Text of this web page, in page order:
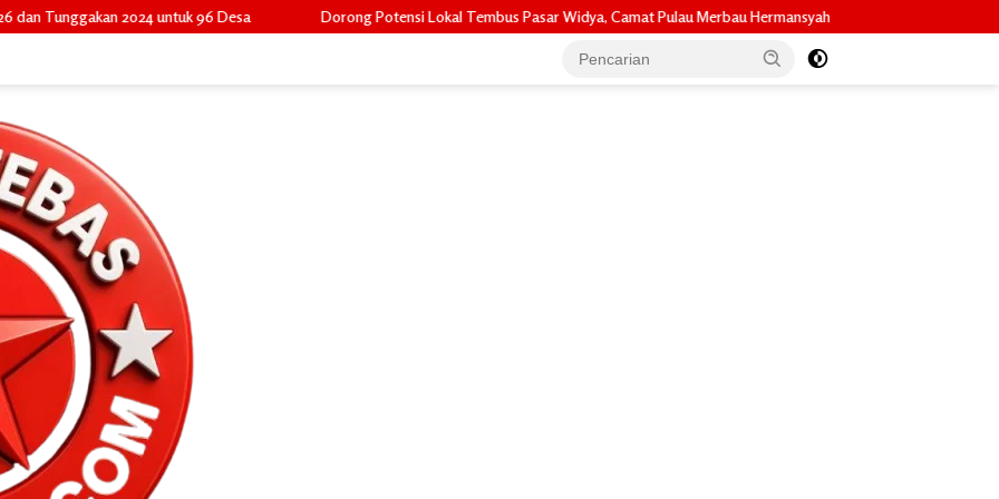
untuk 96 Desa Dorong Potensi Lokal Tembus Pasar Widya, Camat Pulau Merbau Hermansyah, S.H. Lakukan Koordinasi Strategis Bersama